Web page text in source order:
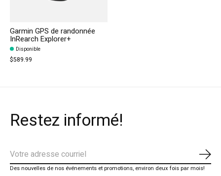
Garmin GPS de randonnée
InRearch Explorer+
Disponible
$589.99
Restez informé!
Des nouvelles de nos événements et promotions, environ deux fois par mois!